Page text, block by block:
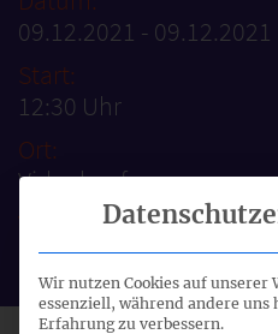
09.12.2021 - 09.12.2021
Start:
12:30 Uhr
Ort:
Videokonferenz
Veranstalter:
DRSC
Wir nutzen Cookies auf unserer
essenziell, während andere uns
Erfahrung zu verbessern.